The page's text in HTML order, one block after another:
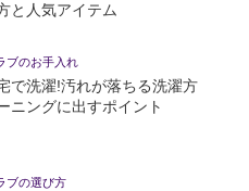
と人気アイテム
ブのお手入れ
で洗濯!汚れが落ちる洗濯方
ニングに出すポイント
ブの選び方